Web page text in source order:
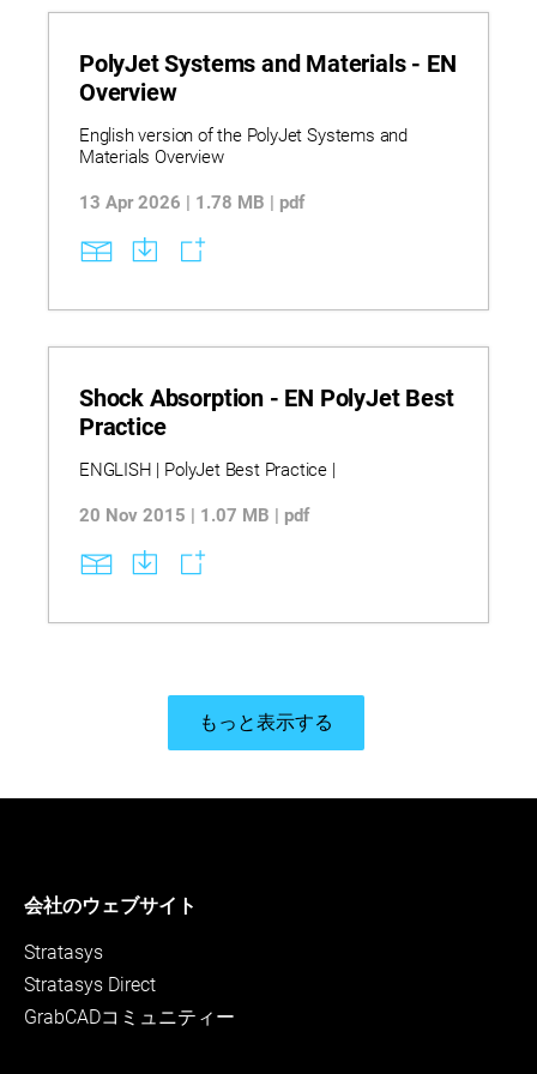
PolyJet Systems and Materials - EN
Overview
English version of the PolyJet Systems and
Materials Overview
13 Apr 2026 | 1.78 MB | pdf
Shock Absorption - EN PolyJet Best
Practice
ENGLISH | PolyJet Best Practice |
20 Nov 2015 | 1.07 MB | pdf
もっと表示する
会社のウェブサイト
Stratasys
Stratasys Direct
GrabCADコミュニティー